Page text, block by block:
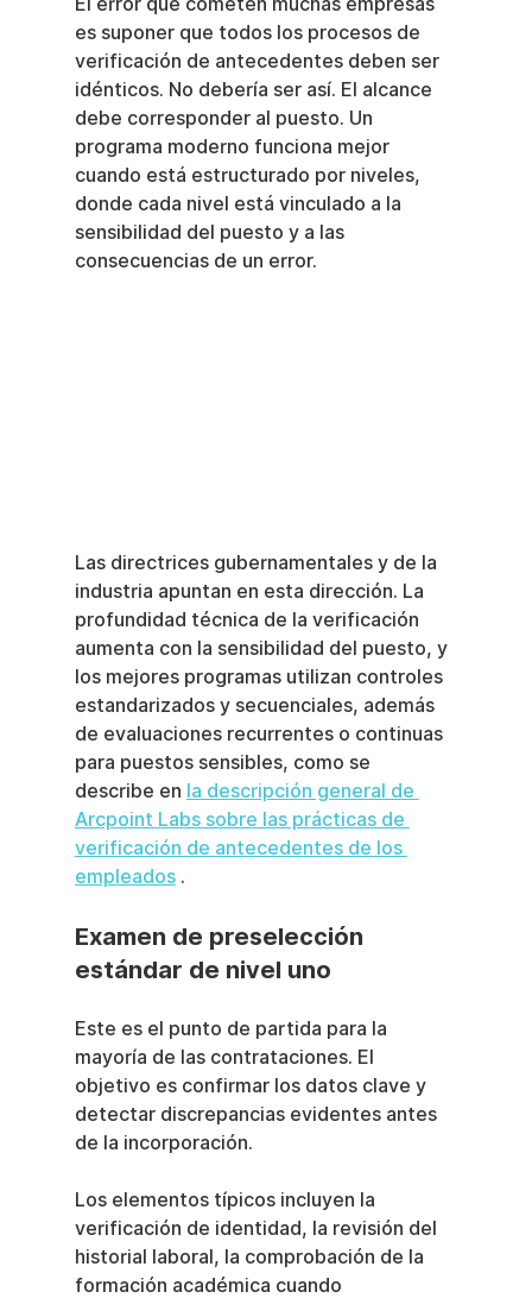
El error que cometen muchas empresas
es suponer que todos los procesos de
verificación de antecedentes deben ser
idénticos. No debería ser así. El alcance
debe corresponder al puesto. Un
programa moderno funciona mejor
cuando está estructurado por niveles,
donde cada nivel está vinculado a la
sensibilidad del puesto y a las
consecuencias de un error.
Las directrices gubernamentales y de la
industria apuntan en esta dirección. La
profundidad técnica de la verificación
aumenta con la sensibilidad del puesto, y
los mejores programas utilizan controles
estandarizados y secuenciales, además
de evaluaciones recurrentes o continuas
para puestos sensibles, como se
describe en la descripción general de
Arcpoint Labs sobre las prácticas de
verificación de antecedentes de los
empleados .
Examen de preselección
estándar de nivel uno
Este es el punto de partida para la
mayoría de las contrataciones. El
objetivo es confirmar los datos clave y
detectar discrepancias evidentes antes
de la incorporación.
Los elementos típicos incluyen la
verificación de identidad, la revisión del
historial laboral, la comprobación de la
formación académica cuando